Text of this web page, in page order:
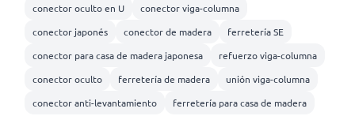
conector oculto en U
conector viga-columna
conector japonés
conector de madera
ferretería SE
conector para casa de madera japonesa
refuerzo viga-columna
conector oculto
ferretería de madera
unión viga-columna
conector anti-levantamiento
ferretería para casa de madera